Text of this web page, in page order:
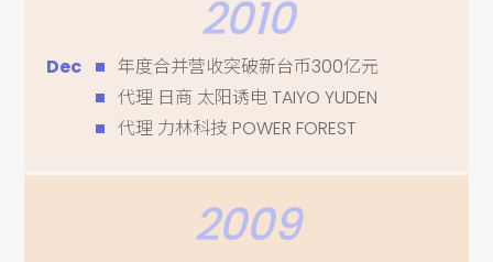
2010
Dec
年度合并营收突破新台币300亿元
代理 日商 太阳诱电 TAIYO YUDEN
代理 力林科技 POWER FOREST
2009